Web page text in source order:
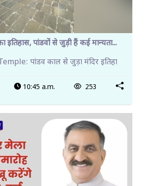
इतिहास, पांडवों से जुड़ी हैं कई मान्यता...
पांडव काल से जुड़ा मंदिर इतिहा
10:45 a.m. 253